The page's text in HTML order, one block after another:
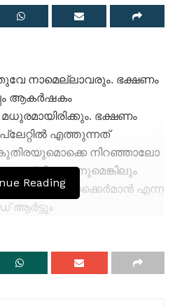
നാമെല്ലാവരും. ഭക്ഷണം
ആകര്‍ഷകം
ഭക്ഷണം
എത്തുന്നത്
കുതിരയുമൊക്കെ നിറഞ്ഞാലോ
തോന്നുമെങ്കിലും
സ്റ്റോക്കെര്‍മാന്‍ എന്ന
ആര്‍ട്ടും
Reading